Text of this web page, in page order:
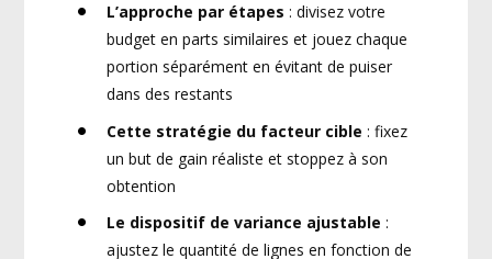
L’approche par étapes : divisez votre
budget en parts similaires et jouez chaque
portion séparément en évitant de puiser
dans des restants
Cette stratégie du facteur cible : fixez
un but de gain réaliste et stoppez à son
obtention
Le dispositif de variance ajustable :
ajustez le quantité de lignes en fonction de